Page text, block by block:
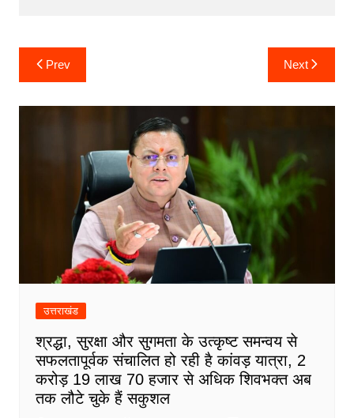
Post
navigation
Prev Next
उत्तराखंड
श्रद्धा, सुरक्षा और सुगमता के उत्कृष्ट समन्वय से
सफलतापूर्वक संचालित हो रही है कांवड़ यात्रा, 2
करोड़ 19 लाख 70 हजार से अधिक शिवभक्त अब
तक लौटे चुके हैं सकुशल